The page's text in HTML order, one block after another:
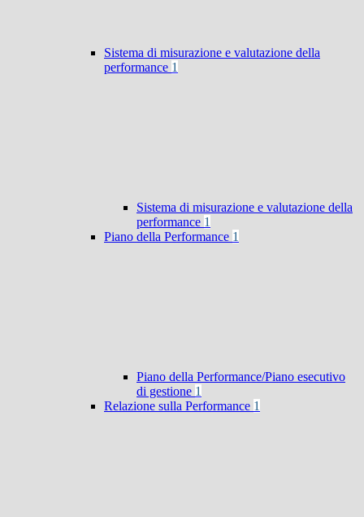
Sistema di misurazione e valutazione della
performance 1
Sistema di misurazione e valutazione della
performance 1
Piano della Performance 1
Piano della Performance/Piano esecutivo
di gestione 1
Relazione sulla Performance 1